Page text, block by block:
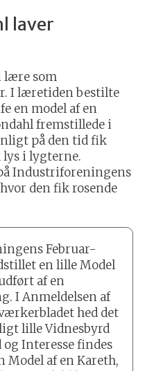
laver
lære som
I læretiden bestilte
en model af en
fremstillede i
på den tid fik
i lygterne.
Industriforeningens
den fik rosende
Februar-
en lille Model
af en
I Anmeldelsen af
hed det
lille Vidnesbyrd
Interesse findes
Model af en Kareth,